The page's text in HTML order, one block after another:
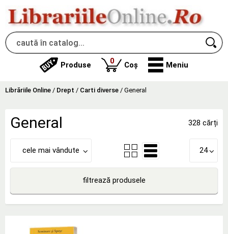
Produse 0produse
Coș Meniu
Librăriile Online / Drept / Carti diverse / General
General 328 cărți
cele mai vândute 24
filtrează produsele